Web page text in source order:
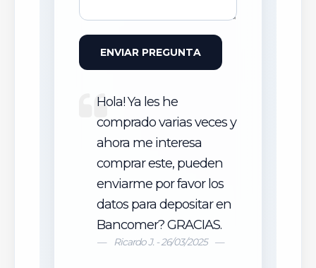
ENVIAR PREGUNTA
Hola! Ya les he
comprado varias veces y
ahora me interesa
comprar este, pueden
enviarme por favor los
datos para depositar en
Bancomer? GRACIAS.
Ricardo J. - 26/03/2025